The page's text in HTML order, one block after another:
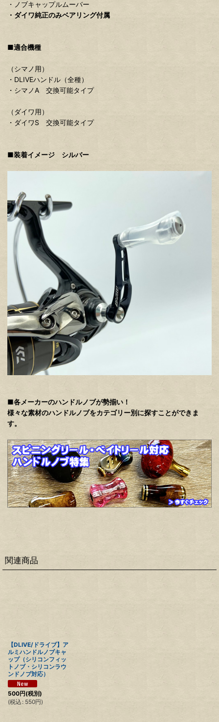
・ノブキャップルムーバー
・ダイワ純正のみベアリング付属
■適合機種
（シマノ用）
・DLIVEハンドル（全種）
・シマノA 交換可能タイプ
（ダイワ用）
・ダイワS 交換可能タイプ
■装着イメージ シルバー
■各メーカーのハンドルノブが勢揃い！
様々な素材のハンドルノブをカテゴリー別に探すことができま
す。
関連商品
【DLIVE/ドライブ】ア
ルミハンドルノブキャ
ップ（シリコンフィッ
トノブ・シリコンラウ
ンドノブ対応）
500円(税別)
(税込 : 550円)